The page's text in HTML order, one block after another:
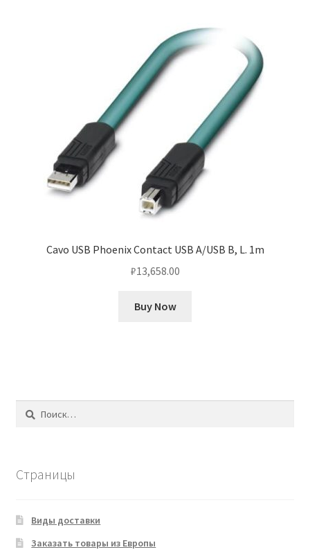
Cavo USB Phoenix Contact USB A/USB B, L. 1m
₽13,658.00
Buy Now
Найти:
Страницы
Виды доставки
Заказать товары из Европы